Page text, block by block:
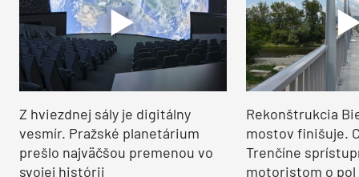
Z hviezdnej sály je digitálny
vesmír. Pražské planetárium
prešlo najväčšou premenou vo
svojej histórii
Rekonštrukcia
mostov finišuje.
Trenčíne
motoristom o pol